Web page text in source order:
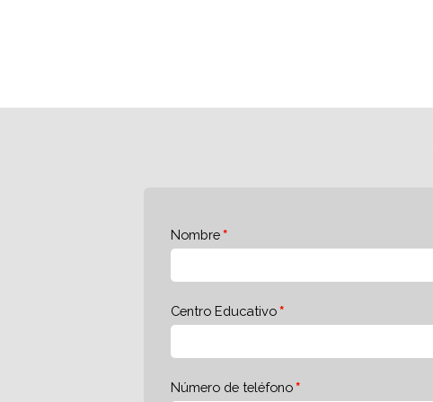
Nombre
Centro Educativo
Número de teléfono